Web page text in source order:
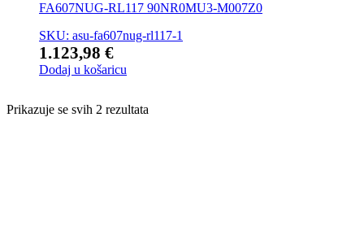
FA607NUG-RL117 90NR0MU3-M007Z0
SKU: asu-fa607nug-rl117-1
1.123,98 €
Dodaj u košaricu
Prikazuje se svih 2 rezultata